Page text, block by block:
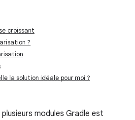
croissant
?
la solution idéale pour moi ?
modules Gradle est